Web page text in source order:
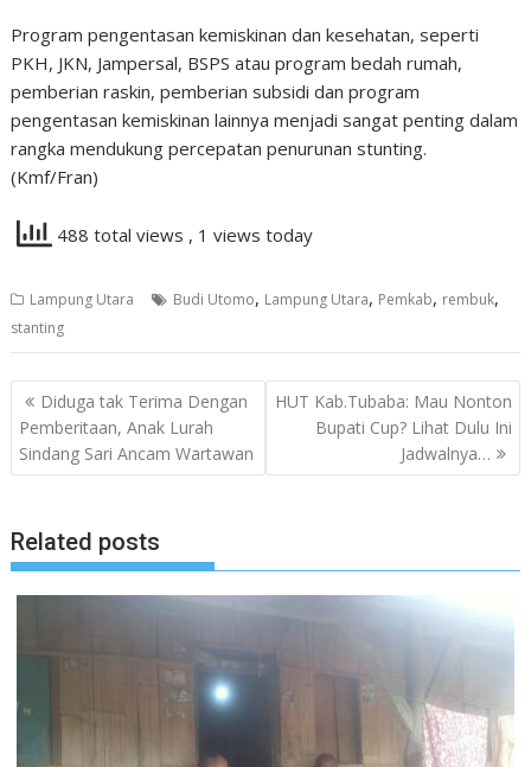
Program pengentasan kemiskinan dan kesehatan, seperti
PKH, JKN, Jampersal, BSPS atau program bedah rumah,
pemberian raskin, pemberian subsidi dan program
pengentasan kemiskinan lainnya menjadi sangat penting dalam
rangka mendukung percepatan penurunan stunting.
(Kmf/Fran)
488 total views , 1 views today
Lampung Utara Budi Utomo, Lampung Utara, Pemkab, rembuk,
stanting
Navigasi
pos
Diduga tak Terima Dengan
Pemberitaan, Anak Lurah
Sindang Sari Ancam Wartawan
HUT Kab.Tubaba: Mau Nonton
Bupati Cup? Lihat Dulu Ini
Jadwalnya…
Related posts